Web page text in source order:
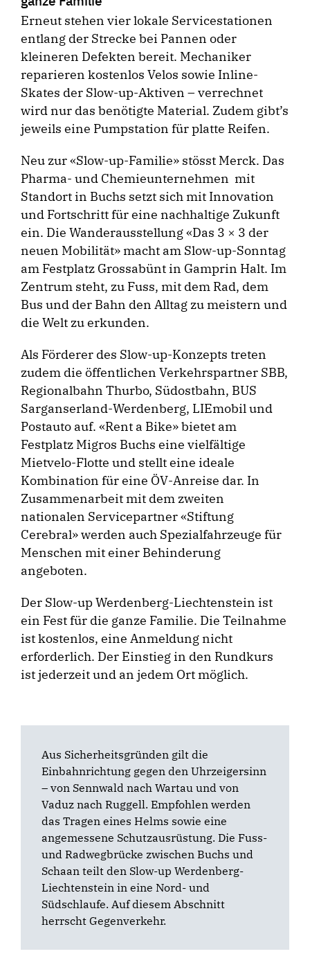
Erneut stehen vier lokale Servicestationen
entlang der Strecke bei Pannen oder
kleineren Defekten bereit. Mechaniker
reparieren kostenlos Velos sowie Inline-
Skates der Slow-up-Aktiven – verrechnet
wird nur das benötigte Material. Zudem gibt’s
jeweils eine Pumpstation für platte Reifen.
Neu zur «Slow-up-Familie» stösst Merck. Das
Pharma- und Chemieunternehmen mit
Standort in Buchs setzt sich mit Innovation
und Fortschritt für eine nachhaltige Zukunft
ein. Die Wanderausstellung «Das 3 × 3 der
neuen Mobilität» macht am Slow-up-Sonntag
am Festplatz Grossabünt in Gamprin Halt. Im
Zentrum steht, zu Fuss, mit dem Rad, dem
Bus und der Bahn den Alltag zu meistern und
die Welt zu erkunden.
Als Förderer des Slow-up-Konzepts treten
zudem die öffentlichen Verkehrspartner SBB,
Regionalbahn Thurbo, Südostbahn, BUS
Sarganserland-Werdenberg, LIEmobil und
Postauto auf. «Rent a Bike» bietet am
Festplatz Migros Buchs eine vielfältige
Mietvelo-Flotte und stellt eine ideale
Kombination für eine ÖV-Anreise dar. In
Zusammenarbeit mit dem zweiten
nationalen Servicepartner «Stiftung
Cerebral» werden auch Spezialfahrzeuge für
Menschen mit einer Behinderung
angeboten.
Der Slow-up Werdenberg-Liechtenstein ist
ein Fest für die ganze Familie. Die Teilnahme
ist kostenlos, eine Anmeldung nicht
erforderlich. Der Einstieg in den Rundkurs
ist jederzeit und an jedem Ort möglich.
Aus Sicherheitsgründen gilt die
Einbahnrichtung gegen den Uhrzeigersinn
– von Sennwald nach Wartau und von
Vaduz nach Ruggell. Empfohlen werden
das Tragen eines Helms sowie eine
angemessene Schutzausrüstung. Die Fuss-
und Radwegbrücke zwischen Buchs und
Schaan teilt den Slow-up Werdenberg-
Liechtenstein in eine Nord- und
Südschlaufe. Auf diesem Abschnitt
herrscht Gegenverkehr.